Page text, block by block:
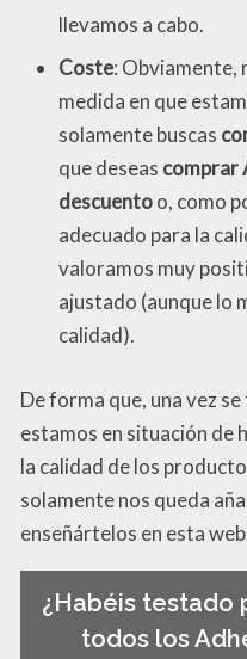
llevamos a cabo.
Coste: Obviamente,
medida en que
solamente buscas
que deseas comprar
descuentoo, como
adecuado para la
valoramos muy
ajustado (aunque lo
calidad).
De forma que, una vez
estamos en situación de
la calidad de los
solamente nos queda
enseñártelos en esta
¿Habéis testado
todos los